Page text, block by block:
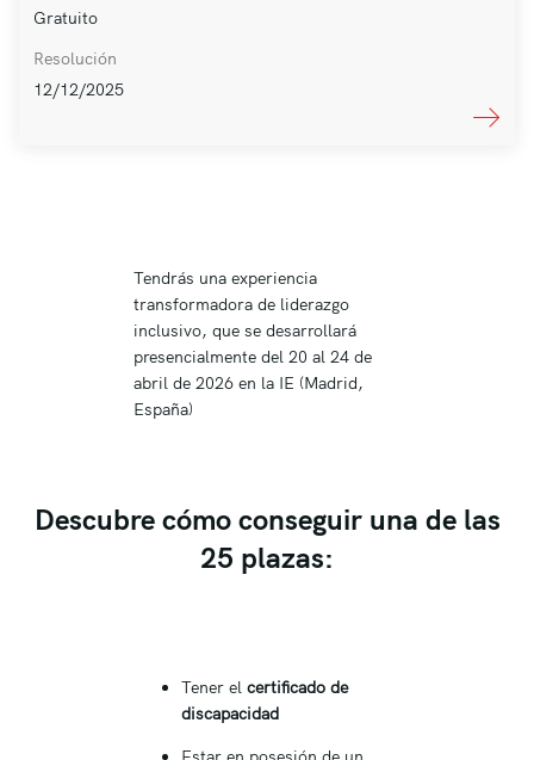
Gratuito
Resolución
12/12/2025
Tendrás una experiencia
transformadora de liderazgo
inclusivo, que se desarrollará
presencialmente del 20 al 24 de
abril de 2026 en la IE (Madrid,
España)
Descubre cómo conseguir una de las
25 plazas:
Tener el certificado de
discapacidad